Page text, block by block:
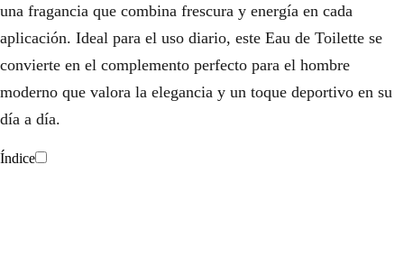
una fragancia que combina frescura y energía en cada
aplicación. Ideal para el uso diario, este Eau de Toilette se
convierte en el complemento perfecto para el hombre
moderno que valora la elegancia y un toque deportivo en su
día a día.
Índice